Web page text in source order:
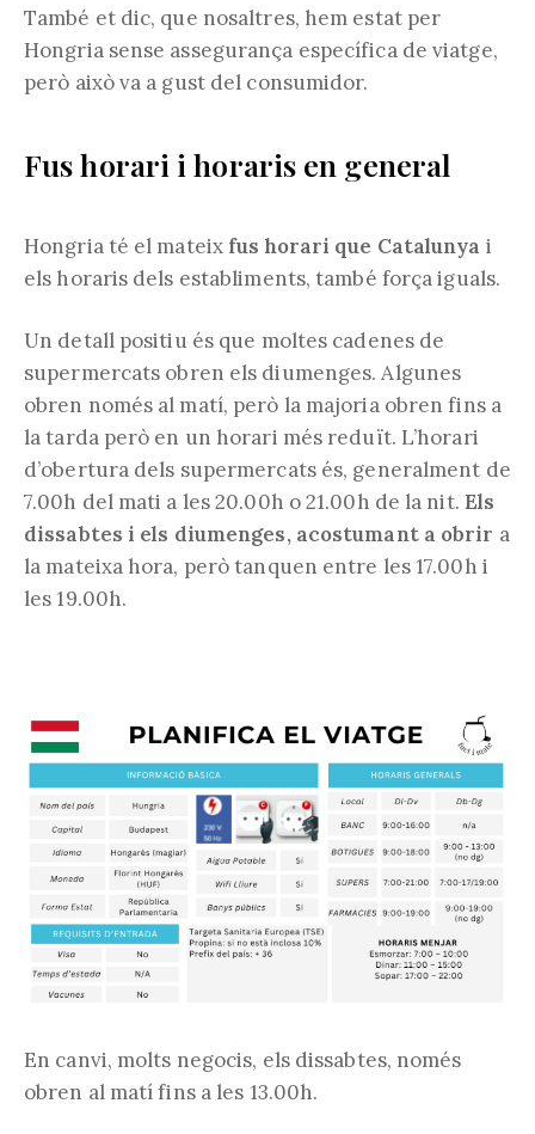
També et dic, que nosaltres, hem estat per
Hongria sense assegurança específica de viatge,
però això va a gust del consumidor.
Fus horari i horaris en general
Hongria té el mateix fus horari que Catalunya i
els horaris dels establiments, també força iguals.
Un detall positiu és que moltes cadenes de
supermercats obren els diumenges. Algunes
obren només al matí, però la majoria obren fins a
la tarda però en un horari més reduït. L’horari
d’obertura dels supermercats és, generalment de
7.00h del mati a les 20.00h o 21.00h de la nit. Els
dissabtes i els diumenges, acostumant a obrir a
la mateixa hora, però tanquen entre les 17.00h i
les 19.00h.
En canvi, molts negocis, els dissabtes, només
obren al matí fins a les 13.00h.